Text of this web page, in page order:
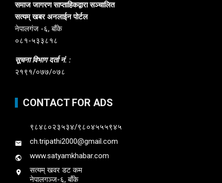
समाज जागरण साप्ताहिकद्वारा सञ्चालित
सत्यम् खबर अनलाईन पोर्टल
नेपालगंज -६, बाँके
०८१-५३३८१८
सूचना विभाग दर्ता नं. :
२१९१/०७७/०७८
CONTACT FOR ADS
९८४८०२३५३४/९८०४५५५९४५
ch.tripathi2000@gmail.com
www.satyamkhabar.com
सत्यम् खवर डट कम
नेपालगञ्ज-६, बाँके